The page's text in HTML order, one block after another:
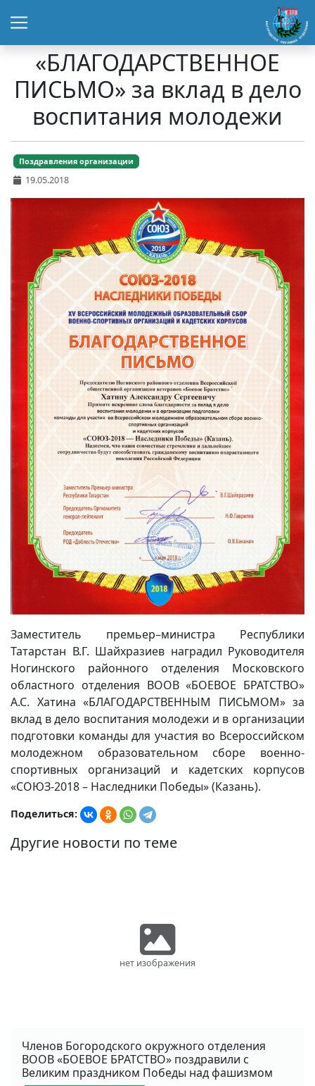
«БЛАГОДАРСТВЕННОЕ
ПИСЬМО» за вклад в дело
воспитания молодежи
Поздравления организации
19.05.2018
Заместитель премьер–министра Республики
Татарстан В.Г. Шайхразиев наградил Руководителя
Ногинского районного отделения Московского
областного отделения ВООВ «БОЕВОЕ БРАТСТВО»
А.С. Хатина «БЛАГОДАРСТВЕННЫМ ПИСЬМОМ» за
вклад в дело воспитания молодежи и в организации
подготовки команды для участия во Всероссийском
молодежном образовательном сборе военно-
спортивных организаций и кадетских корпусов
«СОЮЗ-2018 – Наследники Победы» (Казань).
Поделиться:
Другие новости по теме
нет изображения
Членов Богородского окружного отделения
ВООВ «БОЕВОЕ БРАТСТВО» поздравили с
Великим праздником Победы над фашизмом